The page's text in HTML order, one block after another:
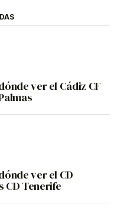
ver el Cádiz CF
ver el CD
CD Tenerife